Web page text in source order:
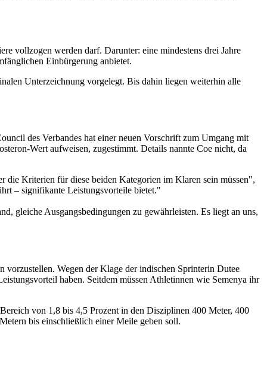
vollzogen werden darf. Darunter: eine mindestens drei Jahre
Einbürgerung anbietet.
Unterzeichnung vorgelegt. Bis dahin liegen weiterhin alle
des Verbandes hat einer neuen Vorschrift zum Umgang mit
Wert aufweisen, zugestimmt. Details nannte Coe nicht, da
die Kriterien für diese beiden Kategorien im Klaren sein müssen",
– signifikante Leistungsvorteile bietet."
gleiche Ausgangsbedingungen zu gewährleisten. Es liegt an uns,
vorzustellen. Wegen der Klage der indischen Sprinterin Dutee
haben. Seitdem müssen Athletinnen wie Semenya ihr
von 1,8 bis 4,5 Prozent in den Disziplinen 400 Meter, 400
bis einschließlich einer Meile geben soll.